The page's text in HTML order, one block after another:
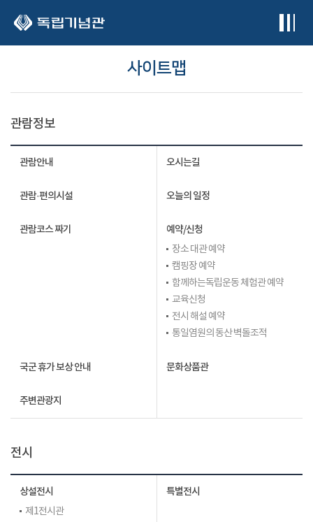
사이트맵
관람정보
관람안내 오시는길
관람·편의시설 오늘의 일정
관람코스 짜기 예약/신청
장소 대관 예약
캠핑장 예약
함께하는독립운동 체험관 예약
교육신청
전시 해설 예약
통일염원의 동산 벽돌조적
국군 휴가 보상 안내 문화상품관
주변관광지
전시
상설전시
제1전시관
특별전시